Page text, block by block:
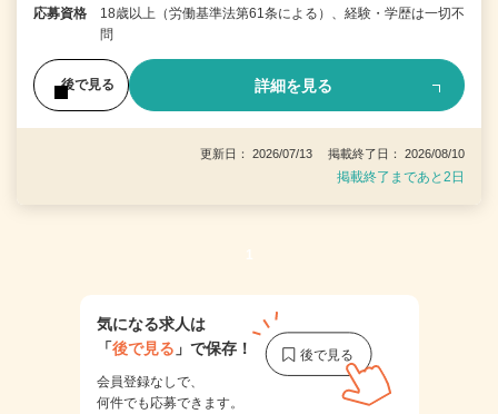
応募資格
18歳以上（労働基準法第61条による）、経験・学歴は一切不
問
後で見る 詳細を見る
更新日： 2026/07/13 掲載終了日： 2026/08/10
掲載終了まであと2日
1
気になる求人は
「後で見る 」で保存！
会員登録なしで、
何件でも応募できます。